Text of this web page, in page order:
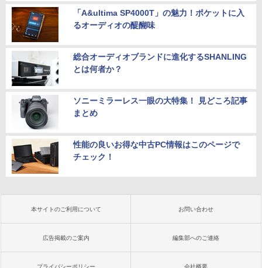
「A&ultima SP4000T」の魅力！ポケットに入
るオーディオの醍醐味
総合オーディオブランドに進化するSHANLING
とは何者か？
ソニーミラーレス一眼の大特集！ 見どころ記事
まとめ
性能の良いお得な中古PC情報はこのページで
チェック！
本サイトのご利用について お問い合わせ
広告掲載のご案内 編集部へのご連絡
プライバシーポリシー 会社概要